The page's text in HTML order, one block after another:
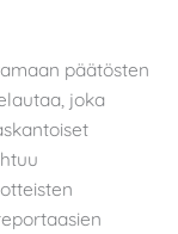
päätösten
joka